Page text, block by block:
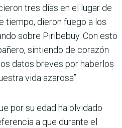
tres días en el lugar de
tiempo, dieron fuego a los
sobre Piribebuy. Con esto
sintiendo de corazón
datos breves por haberlos
vida azarosa”.
por su edad ha olvidado
a que durante el